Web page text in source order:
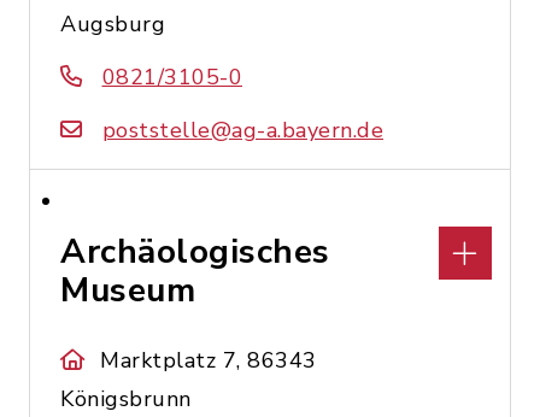
Augsburg
0821/3105-0
poststelle@ag-a.bayern.de
Archäologisches
Museum
Marktplatz 7, 86343
Königsbrunn